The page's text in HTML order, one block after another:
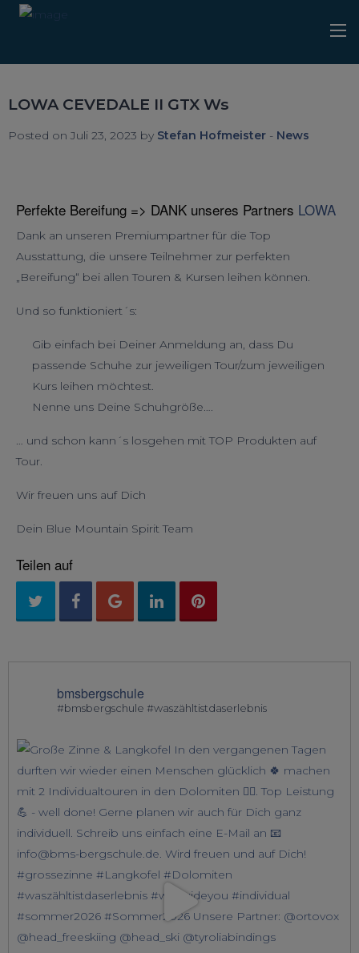
LOWA CEVEDALE II GTX Ws
Posted on Juli 23, 2023 by Stefan Hofmeister - News
Perfekte Bereifung => DANK unseres Partners LOWA
Dank an unseren Premiumpartner für die Top
Ausstattung, die unsere Teilnehmer zur perfekten
„Bereifung“ bei allen Touren & Kursen leihen können.
Und so funktioniert´s:
Gib einfach bei Deiner Anmeldung an, dass Du
passende Schuhe zur jeweiligen Tour/zum jeweiligen
Kurs leihen möchtest.
Nenne uns Deine Schuhgröße….
… und schon kann´s losgehen mit TOP Produkten auf
Tour.
Wir freuen uns auf Dich
Dein Blue Mountain Spirit Team
Teilen auf
bmsbergschule
#bmsbergschule #waszähltistdaserlebnis